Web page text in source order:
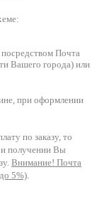
Почта
Вашего города) или
при оформлении
по заказу, то
получении Вы
Внимание! Почта
5%).